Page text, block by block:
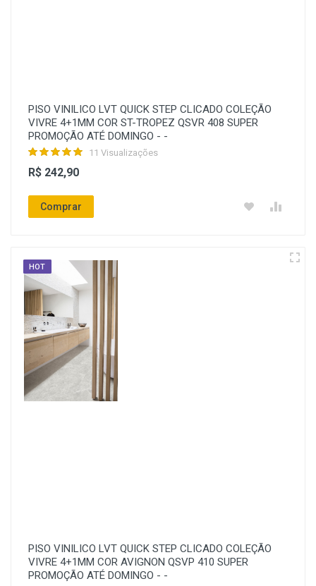
PISO VINILICO LVT QUICK STEP CLICADO COLEÇÃO
VIVRE 4+1MM COR ST-TROPEZ QSVR 408 SUPER
PROMOÇÃO ATÉ DOMINGO - -
11 Visualizações
R$ 242,90
Comprar
HOT
PISO VINILICO LVT QUICK STEP CLICADO COLEÇÃO
VIVRE 4+1MM COR AVIGNON QSVP 410 SUPER
PROMOÇÃO ATÉ DOMINGO - -